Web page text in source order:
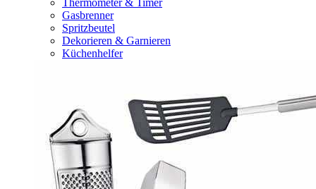
Thermometer & Timer
Gasbrenner
Spritzbeutel
Dekorieren & Garnieren
Küchenhelfer